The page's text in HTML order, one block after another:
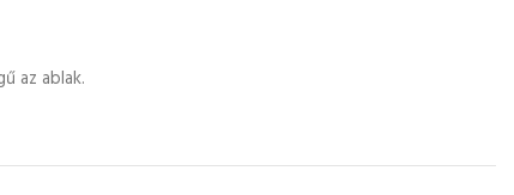
az ablak.